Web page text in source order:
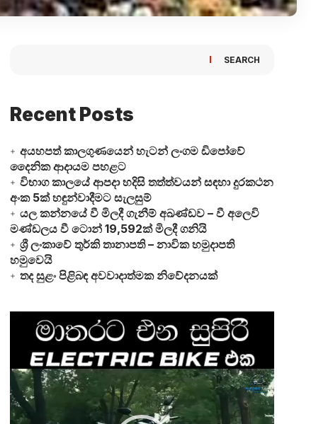
SEARCH
Recent Posts
අයහපත් කාලගුණයෙන් හැටන් ලංගම ඩිපෝවේ
දෛනික ආදායම පහළට
විභාග කාලයේ ආපදා හදිසි තත්ත්වයන් සඳහා දුරකථන
අංක 5ක් හඳුන්වාදීමට සැලසුම්
යල කන්නයේ වී මිලදී ගැනීම් අඛණ්ඩව – වී අලෙවි
මණ්ඩලය වී ටොන් 19,592ක් මිලදී ගනියි
ශ්‍රී ලංකාවේ තුර්කි තානාපති – නාවික හමුදාපති
හමුවෙයි
තද සුළං පිළිබඳ අවවාදාත්මක නිවේදනයක්
Video
Player